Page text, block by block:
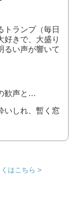
トランプ（毎日
好きで、大盛り
るい声が響いて
歓声と…
いしれ、暫く窓
はこちら >